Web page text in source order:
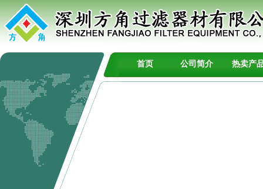
首页 公司简介 热卖产